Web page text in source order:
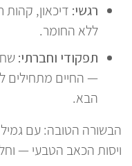
רגשי: דיכאון,
ללא החומר.
תפקודי וחברתי:
— החיים מתחילים
הבא.
הבשורה הטובה: עם
ויסות הכאב הטבעי —